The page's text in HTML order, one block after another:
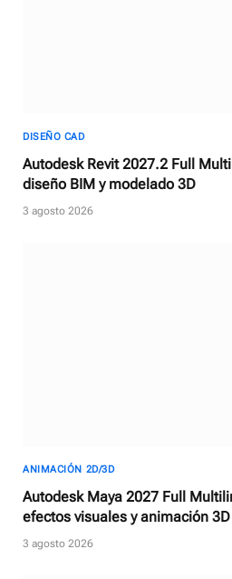
DISEÑO CAD
Autodesk Revit 2027.2 Full
diseño BIM y modelado 3D
3 agosto 2026
ANIMACIÓN 2D/3D
Autodesk Maya 2027 Full
efectos visuales y animación 3D
3 agosto 2026